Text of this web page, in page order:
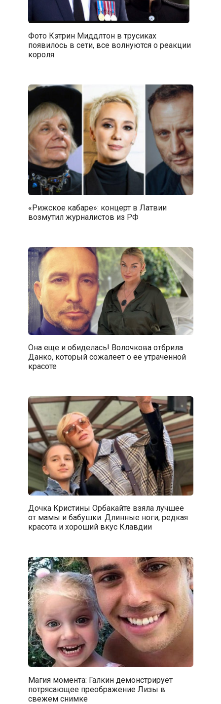
Фото Кэтрин Миддлтон в трусиках
появилось в сети, все волнуются о реакции
короля
«Рижское кабаре»: концерт в Латвии
возмутил журналистов из РФ
Она еще и обиделась! Волочкова отбрила
Данко, который сожалеет о ее утраченной
красоте
Дочка Кристины Орбакайте взяла лучшее
от мамы и бабушки. Длинные ноги, редкая
красота и хороший вкус Клавдии
Магия момента: Галкин демонстрирует
потрясающее преображение Лизы в
свежем снимке